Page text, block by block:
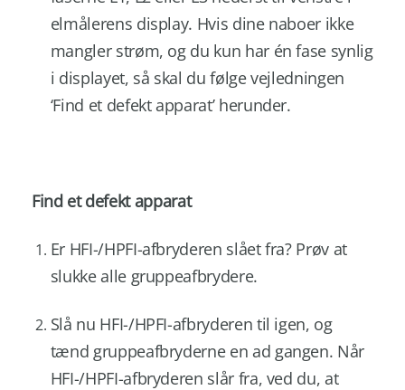
elmålerens display. Hvis dine naboer ikke
mangler strøm, og du kun har én fase synlig
i displayet, så skal du følge vejledningen
‘Find et defekt apparat’ herunder.
Find et defekt apparat
Er HFI-/HPFI-afbryderen slået fra? Prøv at
slukke alle gruppeafbrydere.
Slå nu HFI-/HPFI-afbryderen til igen, og
tænd gruppeafbryderne en ad gangen. Når
HFI-/HPFI-afbryderen slår fra, ved du, at